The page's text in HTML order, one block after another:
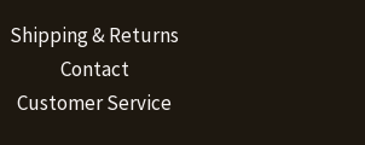
Shipping & Returns
Contact
Customer Service